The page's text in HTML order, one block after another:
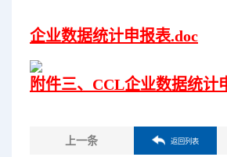
企业数据统计申报表.doc
附件三、CCL企业数据统计
上一条 返回列表